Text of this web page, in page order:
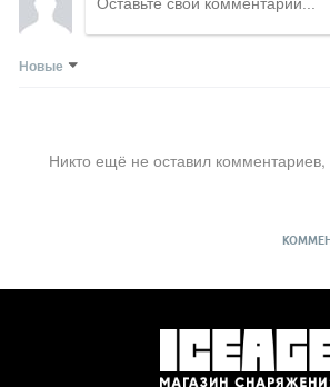
Новые
Никто ещё не оставил комментариев,